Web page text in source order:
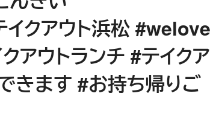
クアウト浜松 #welove
アウトランチ #テイクア
きます #お持ち帰りご